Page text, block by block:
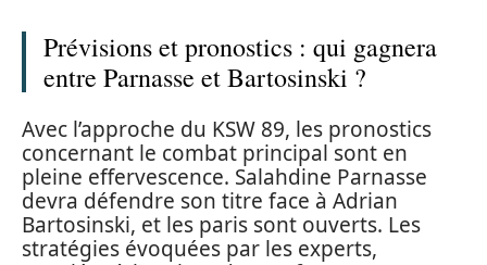
Prévisions et pronostics : qui gagnera
entre Parnasse et Bartosinski ?
Avec l’approche du KSW 89, les pronostics
concernant le combat principal sont en
pleine effervescence. Salahdine Parnasse
devra défendre son titre face à Adrian
Bartosinski, et les paris sont ouverts. Les
stratégies évoquées par les experts,